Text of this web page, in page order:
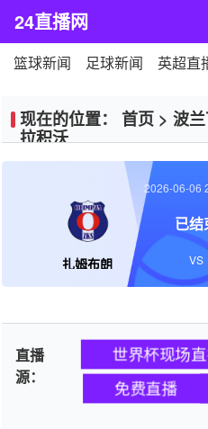
24直播网
篮球新闻 足球新闻 英超直
现在的位置： 首页 > 波
拉积沃
扎姆布朗
2026-06-06
已结
VS
直播
源：
世界杯现场
免费直播